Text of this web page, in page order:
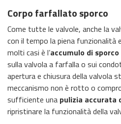
Corpo farfallato sporco
Come tutte le valvole, anche la
con il tempo la piena funzionalità
molti casi è l’accumulo di sporco
sulla valvola a farfalla o sui
apertura e chiusura della valvola
meccanismo non è rotto o
sufficiente una pulizia accurata
ripristinare la funzionalità della